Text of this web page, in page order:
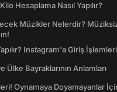
Hesaplama Nasıl Yapılır?
Müzikler Nelerdir?
Instagram'a Giriş
Ülke Bayraklarının Anlamları
Oynamaya Doyamayanlar